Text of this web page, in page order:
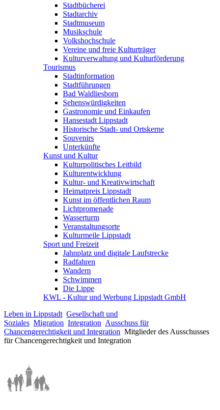
Stadtbücherei
Stadtarchiv
Stadtmuseum
Musikschule
Volkshochschule
Vereine und freie Kulturträger
Kulturverwaltung und Kulturförderung
Tourismus
Stadtinformation
Stadtführungen
Bad Waldliesborn
Sehenswürdigkeiten
Gastronomie und Einkaufen
Hansestadt Lippstadt
Historische Stadt- und Ortskerne
Souvenirs
Unterkünfte
Kunst und Kultur
Kulturpolitisches Leitbild
Kulturentwicklung
Kultur- und Kreativwirtschaft
Heimatpreis Lippstadt
Kunst im öffentlichen Raum
Lichtpromenade
Wasserturm
Veranstaltungsorte
Kulturmeile Lippstadt
Sport und Freizeit
Jahnplatz und digitale Laufstrecke
Radfahren
Wandern
Schwimmen
Die Lippe
KWL - Kultur und Werbung Lippstadt GmbH
Leben in Lippstadt Gesellschaft und
Soziales Migration Integration Ausschuss für
Chancengerechtigkeit und Integration Mitglieder des Ausschusses
für Chancengerechtigkeit und Integration